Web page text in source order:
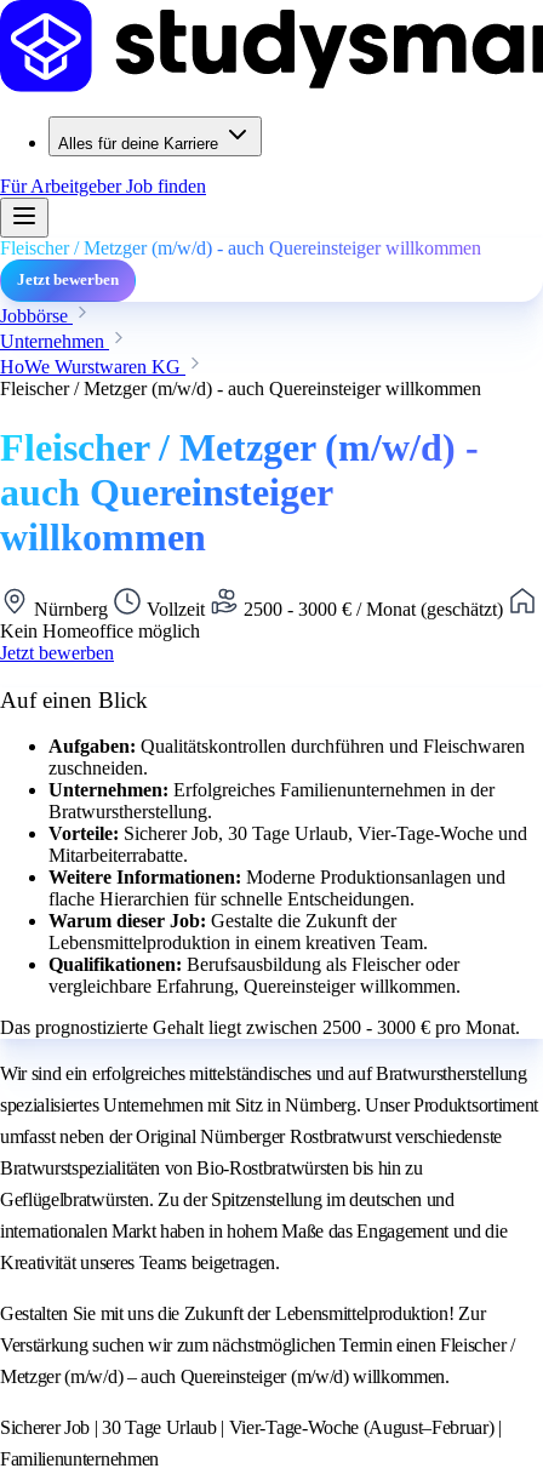
Alles für deine Karriere
Für ArbeitgeberJob finden
Fleischer / Metzger (m/w/d) - auch Quereinsteiger willkommen
Jetzt bewerben
Jobbörse
Unternehmen
HoWe Wurstwaren KG
Fleischer / Metzger (m/w/d) - auch Quereinsteiger willkommen
Fleischer / Metzger (m/w/d) -
auch Quereinsteiger
willkommen
Nürnberg Vollzeit
2500 - 3000 € / Monat (geschätzt)
Kein Homeoffice möglich
Jetzt bewerben
Auf einen Blick
Aufgaben: Qualitätskontrollen durchführen und Fleischwaren
zuschneiden.
Unternehmen: Erfolgreiches Familienunternehmen in der
Bratwurstherstellung.
Vorteile: Sicherer Job, 30 Tage Urlaub, Vier-Tage-Woche und
Mitarbeiterrabatte.
Weitere Informationen: Moderne Produktionsanlagen und
flache Hierarchien für schnelle Entscheidungen.
Warum dieser Job: Gestalte die Zukunft der
Lebensmittelproduktion in einem kreativen Team.
Qualifikationen: Berufsausbildung als Fleischer oder
vergleichbare Erfahrung, Quereinsteiger willkommen.
Das prognostizierte Gehalt liegt zwischen 2500 - 3000 € pro Monat.
Wir sind ein erfolgreiches mittelständisches und auf Bratwurstherstellung
spezialisiertes Unternehmen mit Sitz in Nürnberg. Unser Produktsortiment
umfasst neben der Original Nürnberger Rostbratwurst verschiedenste
Bratwurstspezialitäten von Bio-Rostbratwürsten bis hin zu
Geflügelbratwürsten. Zu der Spitzenstellung im deutschen und
internationalen Markt haben in hohem Maße das Engagement und die
Kreativität unseres Teams beigetragen.
Gestalten Sie mit uns die Zukunft der Lebensmittelproduktion! Zur
Verstärkung suchen wir zum nächstmöglichen Termin einen Fleischer /
Metzger (m/w/d) – auch Quereinsteiger (m/w/d) willkommen.
Sicherer Job | 30 Tage Urlaub | Vier-Tage-Woche (August–Februar) |
Familienunternehmen